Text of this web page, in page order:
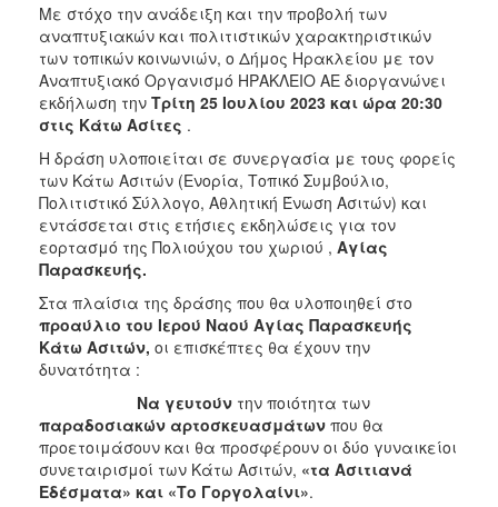
Με στόχο την ανάδειξη και την προβολή των
αναπτυξιακών και πολιτιστικών χαρακτηριστικών
των τοπικών κοινωνιών, ο Δήμος Ηρακλείου με τον
Αναπτυξιακό Οργανισμό ΗΡΑΚΛΕΙΟ ΑΕ διοργανώνει
εκδήλωση την Τρίτη 25 Ιουλίου 2023 και ώρα 20:30
στις Κάτω Ασίτες .
Η δράση υλοποιείται σε συνεργασία με τους φορείς
των Κάτω Ασιτών (Ενορία, Τοπικό Συμβούλιο,
Πολιτιστικό Σύλλογο, Αθλητική Ένωση Ασιτών) και
εντάσσεται στις ετήσιες εκδηλώσεις για τον
εορτασμό της Πολιούχου του χωριού , Αγίας
Παρασκευής.
Στα πλαίσια της δράσης που θα υλοποιηθεί στο
προαύλιο του Ιερού Ναού Αγίας Παρασκευής
Κάτω Ασιτών, οι επισκέπτες θα έχουν την
δυνατότητα :
Να γευτούν την ποιότητα των
παραδοσιακών αρτοσκευασμάτων που θα
προετοιμάσουν και θα προσφέρουν οι δύο γυναικείοι
συνεταιρισμοί των Κάτω Ασιτών, «τα Ασιτιανά
Εδέσματα» και «Το Γοργολαίνι».